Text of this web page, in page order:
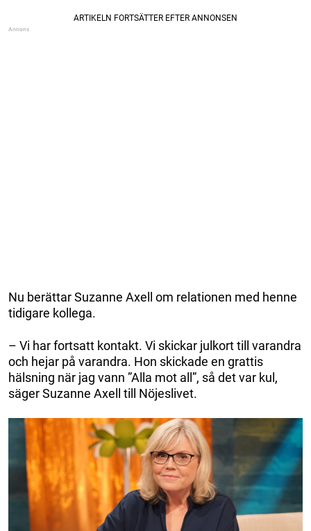
Nu berättar Suzanne Axell om relationen med henne
tidigare kollega.
– Vi har fortsatt kontakt. Vi skickar julkort till varandra
och hejar på varandra. Hon skickade en grattis
hälsning när jag vann ”Alla mot all”, så det var kul,
säger Suzanne Axell till Nöjeslivet.